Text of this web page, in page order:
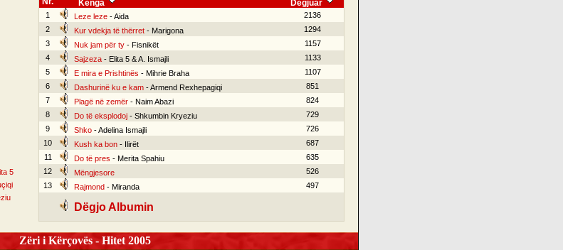
5
Kënga Dëgjuar
1 Leze leze- Aida
2136
2
Kur vdekja të thërret- Marigona
1294
3
Nuk jam për ty- Fisnikët
1157
4
Sajzeza- Elita 5 & A. Ismajli
1133
5
E mira e Prishtinës - Mihrie Braha
1107
6
Dashurinë ku e kam- Armend Rexhepagiqi
851
7
Plagë në zemër- Naim Abazi
824
8
Do të eksplodoj- Shkumbin Kryeziu
729
9
Shko- Adelina Ismajli
726
10
Kush ka bon- Ilirët
687
11
Do të pres - Merita Spahiu
635
12
Mëngjesore
526
13
Rajmond- Miranda 497
Dëgjo Albumin
Zëri i Kërçovës - Hitet 2005